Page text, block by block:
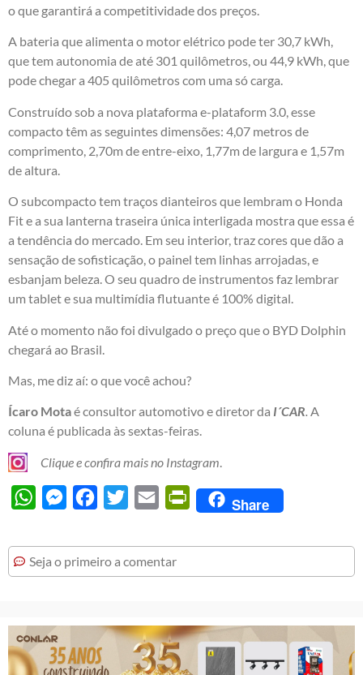
o que garantirá a competitividade dos preços.
A bateria que alimenta o motor elétrico pode ter 30,7 kWh,
que tem autonomia de até 301 quilômetros, ou 44,9 kWh, que
pode chegar a 405 quilômetros com uma só carga.
Construído sob a nova plataforma e-plataform 3.0, esse
compacto têm as seguintes dimensões: 4,07 metros de
comprimento, 2,70m de entre-eixo, 1,77m de largura e 1,57m
de altura.
O subcompacto tem traços dianteiros que lembram o Honda
Fit e a sua lanterna traseira única interligada mostra que essa é
a tendência do mercado. Em seu interior, traz cores que dão a
sensação de sofisticação, o painel tem linhas arrojadas, e
esbanjam beleza. O seu quadro de instrumentos faz lembrar
um tablet e sua multimídia flutuante é 100% digital.
Até o momento não foi divulgado o preço que o BYD Dolphin
chegará ao Brasil.
Mas, me diz aí: o que você achou?
Ícaro Motaé consultor automotivo e diretor da I´CAR. A
coluna é publicada às sextas-feiras.
Clique e confira mais no Instagram
WhatsAppMessengerFacebook
Twitter Email PrintFriendly
Share
Seja o primeiro a comentar